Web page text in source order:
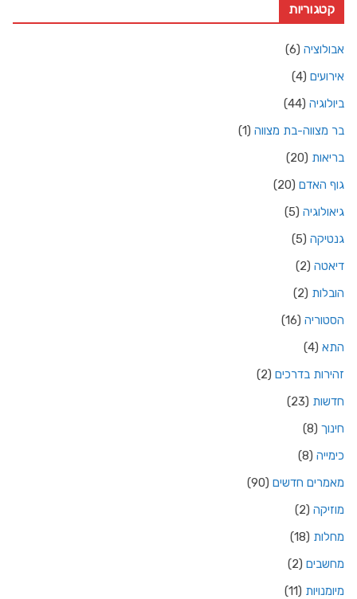
קטגוריות
אבולוציה (6)
אירועים (4)
ביולוגיה (44)
בר מצווה-בת מצווה (1)
בריאות (20)
גוף האדם (20)
גיאולוגיה (5)
גנטיקה (5)
דיאטה (2)
הובלות (2)
הסטוריה (16)
התא (4)
זהירות בדרכים (2)
חדשות (23)
חינוך (8)
כימייה (8)
מאמרים חדשים (90)
מוזיקה (2)
מחלות (18)
מחשבים (2)
מיומנויות (11)